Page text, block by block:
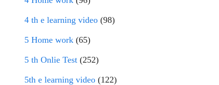
4 th e learning video (98)
5 Home work (65)
5 th Onlie Test (252)
5th e learning video (122)